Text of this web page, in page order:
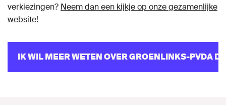
verkiezingen? Neem dan een kijkje op onze gezamenlijke
website!
IK WIL MEER WETEN OVER GROENLINKS-PVDA